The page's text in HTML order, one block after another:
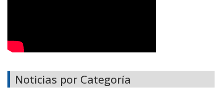
Noticias por Categoría